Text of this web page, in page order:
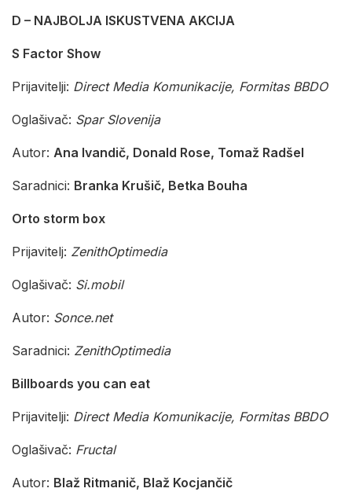
D – NAJBOLJA ISKUSTVENA AKCIJA
S Factor Show
Prijavitelji: Direct Media Komunikacije, Formitas BBDO
Oglašivač: Spar Slovenija
Autor: Ana Ivandič, Donald Rose, Tomaž Radšel
Saradnici: Branka Krušič, Betka Bouha
Orto storm box
Prijavitelj: ZenithOptimedia
Oglašivač: Si.mobil
Autor: Sonce.net
Saradnici: ZenithOptimedia
Billboards you can eat
Prijavitelji: Direct Media Komunikacije, Formitas BBDO
Oglašivač: Fructal
Autor: Blaž Ritmanič, Blaž Kocjančič